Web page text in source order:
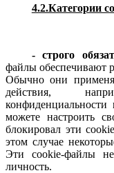
4.2.Категории
- строго
файлы обеспечивают
Обычно они
действия,
можете настроить
блокировал эти
этом случае
Эти cookie-файлы
личность.